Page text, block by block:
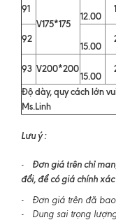
91
V175*175
12.00
92
15.00
93 V200*200
15.00
Độ dày, quy cách lớn
Ms.Linh
Lưu ý :
- Đơn giá trên chỉ
đổi, để có giá chính
- Đơn giá trên đã bao
- Dung sai trọng